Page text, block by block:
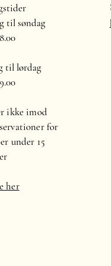
til søndag
til lørdag
ikke imod
for
under 15
her